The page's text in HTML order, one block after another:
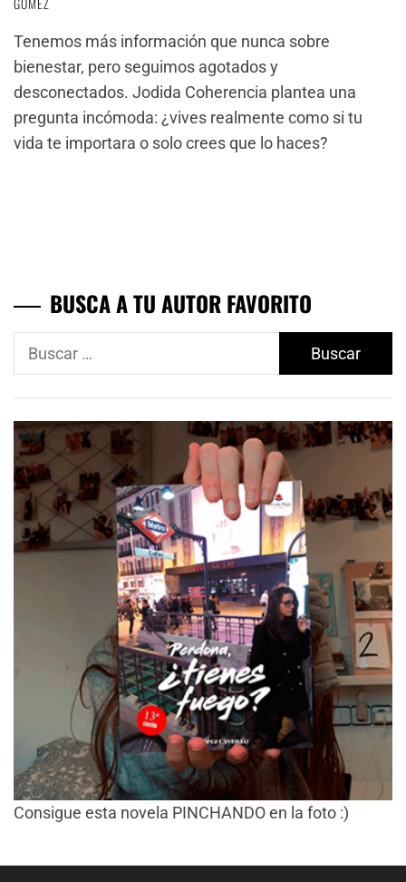
Tenemos más información que nunca sobre
bienestar, pero seguimos agotados y
desconectados. Jodida Coherencia plantea una
pregunta incómoda: ¿vives realmente como si tu
vida te importara o solo crees que lo haces?
BUSCA A TU AUTOR FAVORITO
Buscar:
Consigue esta novela PINCHANDO en la foto :)